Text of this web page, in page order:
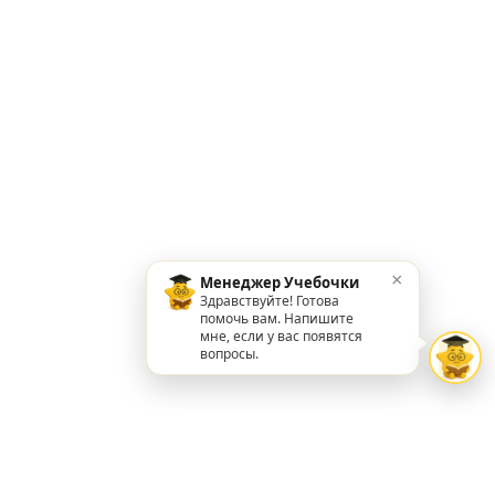
Менеджер Учебочки
Здравствуйте! Готова
помочь вам. Напишите
мне, если у вас появятся
вопросы.
×